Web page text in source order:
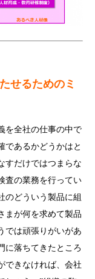
せるためのミ
を全社の仕事の中で
であるかどうかはと
すだけではつまらな
査の業務を行ってい
のどういう製品に組
まが何を求めて製品
では頑張りがいがあ
に落ちてきたところ
できなければ、会社